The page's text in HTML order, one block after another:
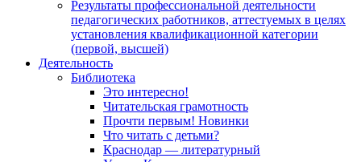
Результаты профессиональной деятельности
педагогических работников, аттестуемых в целях
установления квалификационной категории
(первой, высшей)
Деятельность
Библиотека
Это интересно!
Читательская грамотность
Прочти первым! Новинки
Что читать с детьми?
Краснодар — литературный